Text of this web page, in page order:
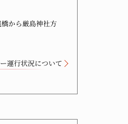
から厳島神社方
運行状況について